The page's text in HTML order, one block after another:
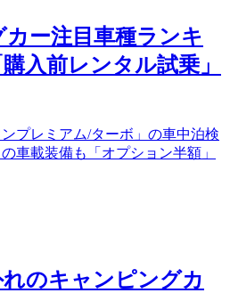
ー注目車種ランキ
入前レンタル試乗」
プレミアム/ターボ」の車中泊検
車載装備も「オプション半額」
のキャンピングカ